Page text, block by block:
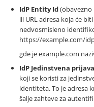
IdP Entity Id
ili URL adresa koja će
nedvosmisleno
https://example.com/
gde je example.com
IdP Jedinstvena
koji se koristi za
identiteta. To je adresa
šalje zahteve za